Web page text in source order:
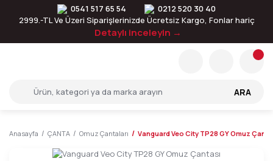
0541 517 65 54
0212 520 30 40
2999.-TL Ve Üzeri Siparişlerinizde Ücretsiz Kargo, Fonlar hariç
Detaylı inceleyin →
ARA
Anasayfa ÇANTA Omuz Çantaları Vanguard Veo City TP28 GY Omuz